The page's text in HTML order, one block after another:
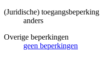
(Juridische) toegangsbeperking
anders
Overige beperkingen
geen beperkingen